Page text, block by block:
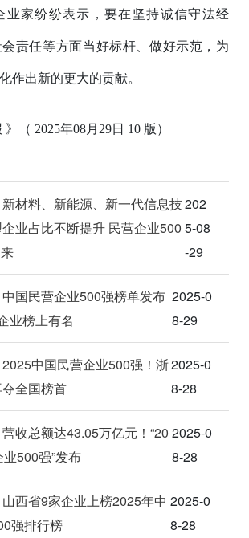
业家纷纷表示，要在坚持诚信守法经
责任等方面当好标杆、做好示范，为
作出新的更大的贡献。
2025年08月29日 10 版）
新材料、新能源、新一代信息技
业占比不断提升 民营企业500
202
5-08
-29
中国民营企业500强榜单发布
业榜上有名
2025-0
8-29
2025中国民营企业500强！浙
全国榜首
2025-0
8-28
营收总额达43.05万亿元！“20
500强”发布
2025-0
8-28
山西省9家企业上榜2025年中
强排行榜
2025-0
8-28